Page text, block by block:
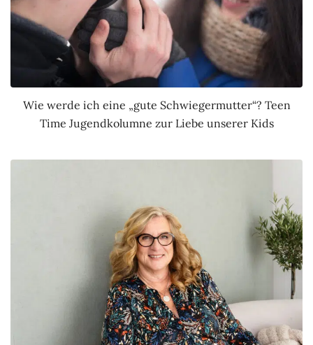
Wie werde ich eine „gute Schwiegermutter“? Teen
Time Jugendkolumne zur Liebe unserer Kids